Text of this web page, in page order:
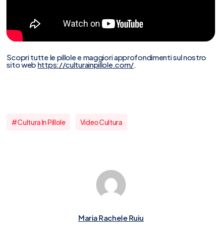
Scopri tutte le pillole e maggiori approfondimenti sul nostro
sito web https://culturainpillole.com/
#cultura In Pillole Video Cultura
Maria Rachele Ruiu